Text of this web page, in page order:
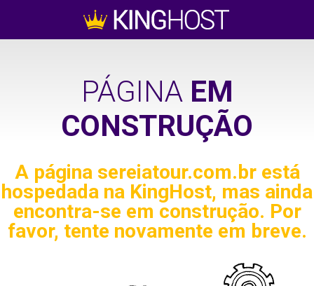
PÁGINA EM
CONSTRUÇÃO
A página sereiatour.com.brestá
hospedada na KingHost, mas ainda
encontra-se em construção. Por
favor, tente novamente em breve.